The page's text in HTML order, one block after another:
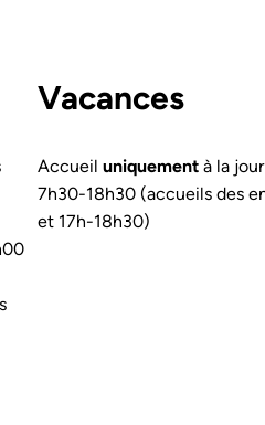
Vacances
Accueil uniquement à la
7h30-18h30 (accueils des
et 17h-18h30)